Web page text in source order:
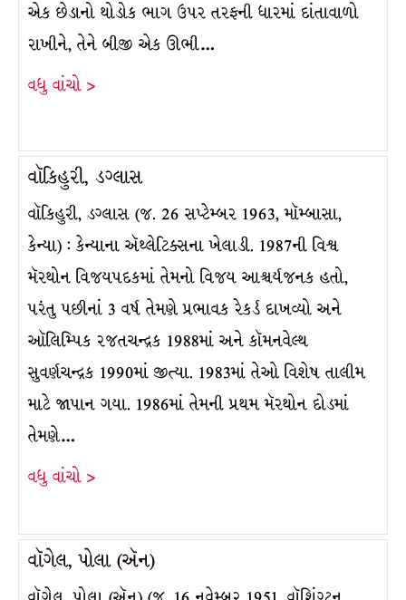
એક છેડાનો થોડોક ભાગ ઉપર તરફની ધારમાં દાંતાવાળો
રાખીને, તેને બીજી એક ઊભી…
વધુ વાંચો >
વૉકિહુરી, ડગ્લાસ
વૉકિહુરી, ડગ્લાસ (જ. 26 સપ્ટેમ્બર 1963, મૉમ્બાસા,
કેન્યા) : કેન્યાના ઍથ્લેટિક્સના ખેલાડી. 1987ની વિશ્વ
મૅરથોન વિજયપદકમાં તેમનો વિજય આશ્ર્ચર્યજનક હતો,
પરંતુ પછીનાં 3 વર્ષ તેમણે પ્રભાવક રેકર્ડ દાખવ્યો અને
ઑલિમ્પિક રજતચન્દ્રક 1988માં અને કૉમનવેલ્થ
સુવર્ણચન્દ્રક 1990માં જીત્યા. 1983માં તેઓ વિશેષ તાલીમ
માટે જાપાન ગયા. 1986માં તેમની પ્રથમ મૅરથોન દોડમાં
તેમણે…
વધુ વાંચો >
વૉગેલ, પોલા (ઍન)